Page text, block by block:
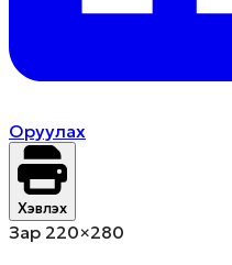
Оруулах
Хэвлэх
Зар 220×280